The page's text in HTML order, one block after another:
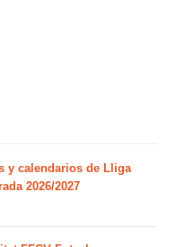
y calendarios de Lliga
2026/2027